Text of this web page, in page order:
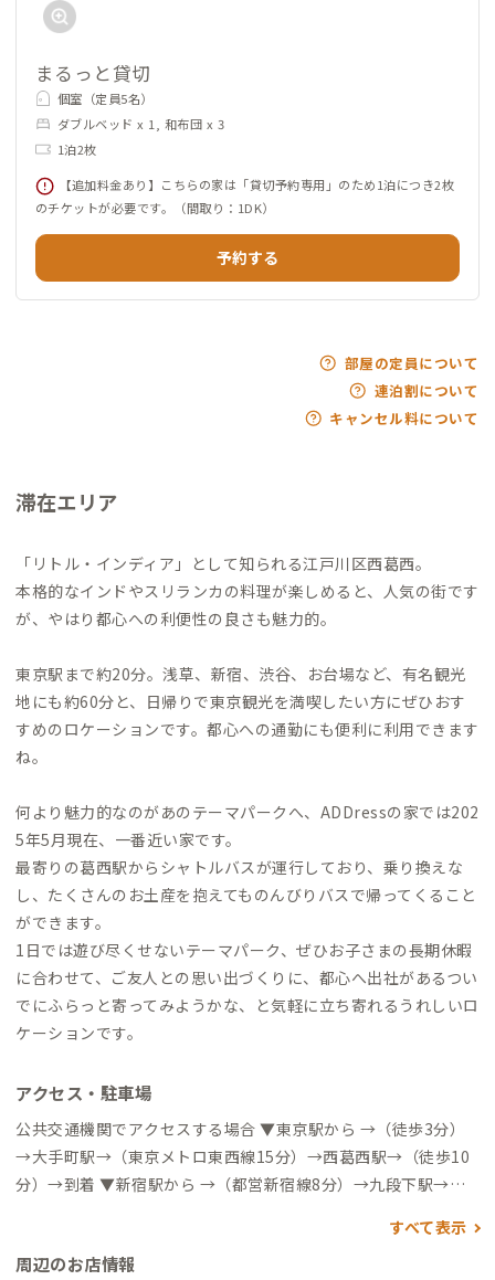
まるっと貸切
個室（定員5名）
ダブルベッド x 1, 和布団 x 3
1泊2枚
【追加料金あり】こちらの家は「貸切予約専用」のため1泊につき2枚
のチケットが必要です。（間取り：1DK）
予約する
部屋の定員について
連泊割について
キャンセル料について
滞在エリア
「リトル・インディア」として知られる江戸川区西葛西。
本格的なインドやスリランカの料理が楽しめると、人気の街です
が、やはり都心への利便性の良さも魅力的。
東京駅まで約20分。浅草、新宿、渋谷、お台場など、有名観光
地にも約60分と、日帰りで東京観光を満喫したい方にぜひおす
すめのロケーションです。都心への通勤にも便利に利用できます
ね。
何より魅力的なのがあのテーマパークへ、ADDressの家では202
5年5月現在、一番近い家です。
最寄りの葛西駅からシャトルバスが運行しており、乗り換えな
し、たくさんのお土産を抱えてものんびりバスで帰ってくること
ができます。
1日では遊び尽くせないテーマパーク、ぜひお子さまの長期休暇
に合わせて、ご友人との思い出づくりに、都心へ出社があるつい
でにふらっと寄ってみようかな、と気軽に立ち寄れるうれしいロ
ケーションです。
アクセス・駐車場
公共交通機関でアクセスする場合 ▼東京駅から →（徒歩3分）
→大手町駅→（東京メトロ東西線15分）→西葛西駅→（徒歩10
分）→到着 ▼新宿駅から →（都営新宿線8分）→九段下駅→
亀戸駅から →（バス24分）→宇喜田→（徒歩6分）→到着 ▼羽
田空港から →（リムジンバス30分）→葛西駅→（徒歩20分）→
すべて表示
周辺のお店情報